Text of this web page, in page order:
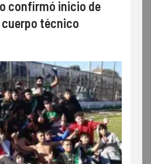
confirmó inicio de
técnico